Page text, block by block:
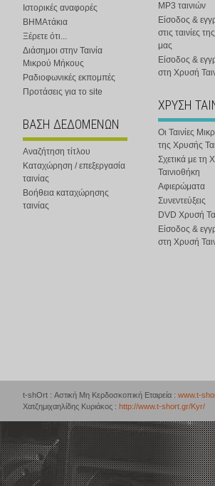
Ιστορικές αναφορές
ΒΗΜΑτάκια
Ξέρετε ότι...
Διάσημοι στην Ταινία
Μικρού Μήκους
Ραδιοφωνικές εκπομπές
Προτάσεις για το site
ΒΑΣΗ ΔΕΔΟΜΕΝΩΝ
Αναζήτηση τίτλου
Καταχώρηση / επεξεργασία
ταινίας
Βοήθεια καταχώρησης
ταινίας
MP3 ταινιών
Είσοδος &
στις ταινίες
μας
Είσοδος &
στη Χρυσή
ΧΡΥΣΗ
Οι Ταινίες
της Χρυσής
Σχετικά με τη
Ταινιοθήκη
Αφιερώματα
Συνεντεύξεις
DVD Χρυσή
Είσοδος &
στη Χρυσή
t-shOrt : Αστική Μη Κερδοσκοπική Εταιρεία : www.t-
Χατζημιχαηλίδης Κυριάκος : http://www.t-short.gr/Kyr/